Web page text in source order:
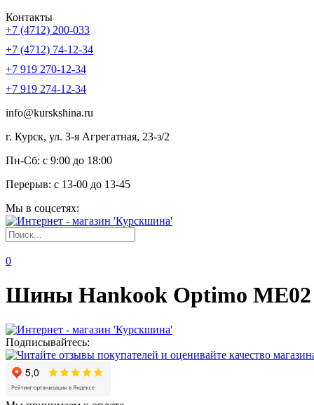
Контакты
+7 (4712) 200-033
+7 (4712) 74-12-34
+7 919 270-12-34
+7 919 274-12-34
info@kurskshina.ru
г. Курск, ул. 3-я Агрегатная, 23-з/2
Пн-Сб: с 9:00 до 18:00
Перерыв: с 13-00 до 13-45
Мы в соцсетях:
0
Шины Hankook Optimo ME02
Подписывайтесь: